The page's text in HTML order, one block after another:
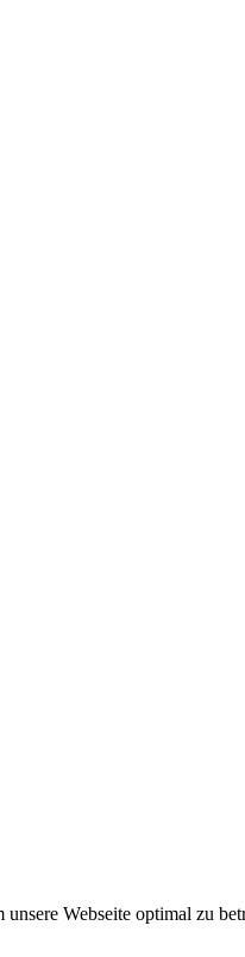
Webseite optimal zu